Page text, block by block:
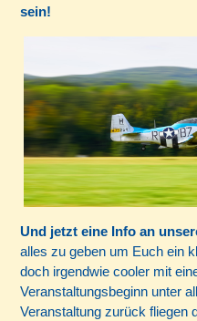
sein!
Und jetzt eine Info an
alles zu geben um Euch ein
doch irgendwie cooler mit
Veranstaltungsbeginn unter
Veranstaltung zurück fliegen